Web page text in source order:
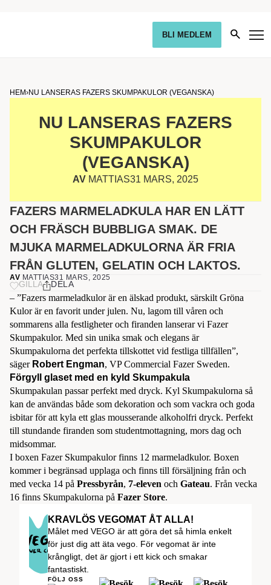
BLI MEDLEM
HEM›NU LANSERAS FAZERS SKUMPAKULOR (VEGANSKA)
NU LANSERAS FAZERS
SKUMPAKULOR
(VEGANSKA)
AV MATTIAS31 MARS, 2025
FAZERS MARMELADKULA HAR EN LÄTT
OCH FRÄSCH BUBBLIGA SMAK. DE
MJUKA MARMELADKULORNA ÄR FRIA
FRÅN GLUTEN, GELATIN OCH LAKTOS.
AV MATTIAS31 MARS, 2025
GILLA DELA
– ”Fazers marmeladkulor är en älskad produkt, särskilt Gröna
Kulor är en favorit under julen. Nu, lagom till våren och
sommarens alla festligheter och firanden lanserar vi Fazer
Skumpakulor. Med sin unika smak och elegans är
Skumpakulorna det perfekta tillskottet vid festliga tillfällen”,
säger Robert Engman, VP Commercial Fazer Sweden.
Förgyll glaset med en kyld Skumpakula
Skumpakulan passar perfekt med dryck. Kyl Skumpakulorna så
kan de användas både som dekoration och som vackra och goda
isbitar för att kyla ett glas mousserande alkoholfri dryck. Perfekt
till stundande firanden som studentmottagning, mors dag och
midsommar.
I boxen Fazer Skumpakulor finns 12 marmeladkulor. Boxen
kommer i begränsad upplaga och finns till försäljning från och
med vecka 14 på Pressbyrån, 7-eleven och Gateau. Från vecka
16 finns Skumpakulorna på Fazer Store.
KRAVLÖS VEGOMAT ÅT ALLA!
Målet med VEGO är att göra det så himla enkelt
för just dig att äta vego. För vegomat är inte
krångligt, det är gjort i ett kick och smakar
fantastiskt.
FÖLJ OSS